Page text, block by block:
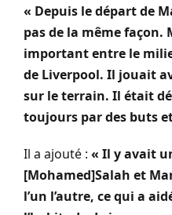
« Depuis le départ de
pas de la même façon.
important entre le
de Liverpool. Il jouait
sur le terrain. Il était
toujours par des buts
Il a ajouté : « Il y avait
[Mohamed]Salah et
l’un l’autre, ce qui a